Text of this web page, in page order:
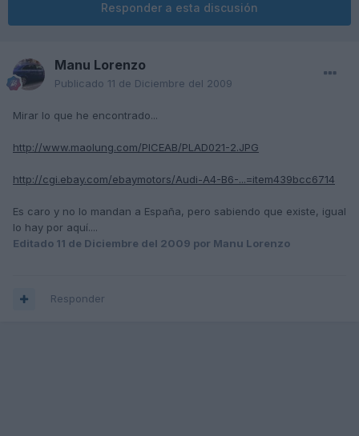
Responder a esta discusión
Manu Lorenzo
Publicado 11 de Diciembre del 2009
Mirar lo que he encontrado...
http://www.maolung.com/PICEAB/PLAD021-2.JPG
http://cgi.ebay.com/ebaymotors/Audi-A4-B6-...=item439bcc6714
Es caro y no lo mandan a España, pero sabiendo que existe, igual
lo hay por aquí....
Editado 11 de Diciembre del 2009 por Manu Lorenzo
Responder